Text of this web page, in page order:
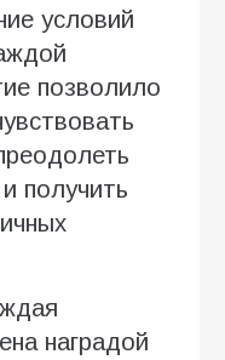
условий
позволило
получить
наградой